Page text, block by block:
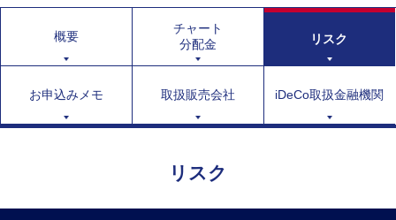
概要
チャート
分配金
リスク
お申込みメモ 取扱販売会社 iDeCo取扱金融機関
リスク